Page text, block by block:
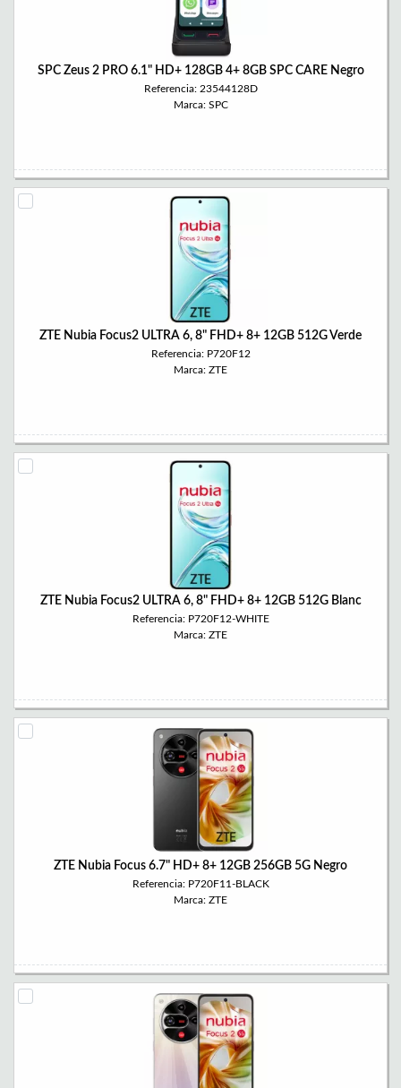
SPC Zeus 2 PRO 6.1" HD+ 128GB 4+ 8GB SPC CARE Negro
Referencia: 23544128D
Marca: SPC
ZTE Nubia Focus2 ULTRA 6, 8" FHD+ 8+ 12GB 512G Verde
Referencia: P720F12
Marca: ZTE
ZTE Nubia Focus2 ULTRA 6, 8" FHD+ 8+ 12GB 512G Blanc
Referencia: P720F12-WHITE
Marca: ZTE
ZTE Nubia Focus 6.7" HD+ 8+ 12GB 256GB 5G Negro
Referencia: P720F11-BLACK
Marca: ZTE